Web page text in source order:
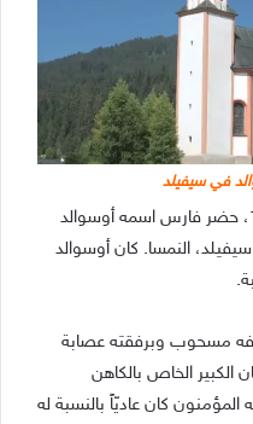
في سيفيلد
في ليلة خميس الأسرار من عام 1384، حضر فارس اسمه أوسوالد
النمسا. كان أوسوالد
مسحوب وبرفقته عصابة
الكبير الخاص بالكاهن
المؤمنون كان عاديّاً بالنسبة له